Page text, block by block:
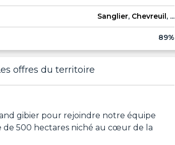
Sanglier, Chevreuil, ...
89%
offres du territoire
gibier pour rejoindre notre équipe
de 500 hectares niché au cœur de la